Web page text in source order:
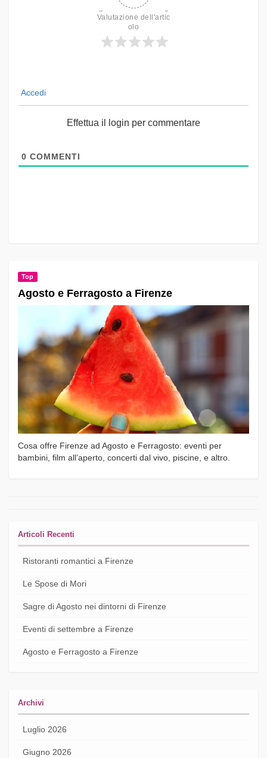
Valutazione dell'artic
olo
Accedi
Effettua il login per commentare
0 COMMENTI
Top
Agosto e Ferragosto a Firenze
Cosa offre Firenze ad Agosto e Ferragosto: eventi per
bambini, film all’aperto, concerti dal vivo, piscine, e altro.
Articoli Recenti
Ristoranti romantici a Firenze
Le Spose di Mori
Sagre di Agosto nei dintorni di Firenze
Eventi di settembre a Firenze
Agosto e Ferragosto a Firenze
Archivi
Luglio 2026
Giugno 2026